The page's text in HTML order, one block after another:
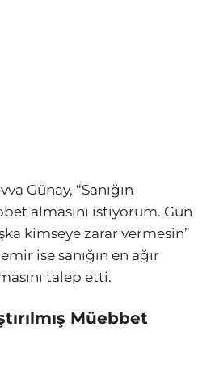
Günay, “Sanığın
almasını istiyorum. Gün
kimseye zarar vermesin”
ise sanığın en ağır
talep etti.
Müebbet